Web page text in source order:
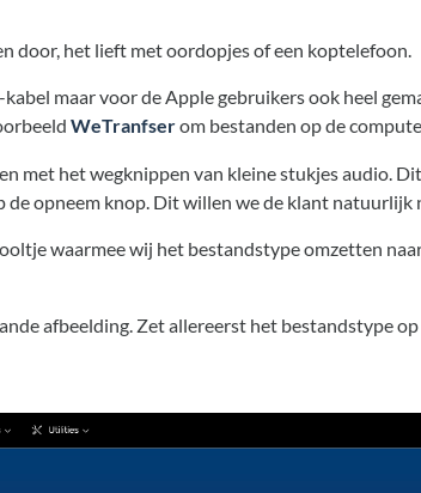
door, het lieft met oordopjes of een koptelefoon.
maar voor de Apple gebruikers ook heel
WeTranfserom bestanden op de
met het wegknippen van kleine stukjes audio.
opneem knop. Dit willen we de klant natuurlijk
waarmee wij het bestandstype omzetten
afbeelding. Zet allereerst het bestandstype op